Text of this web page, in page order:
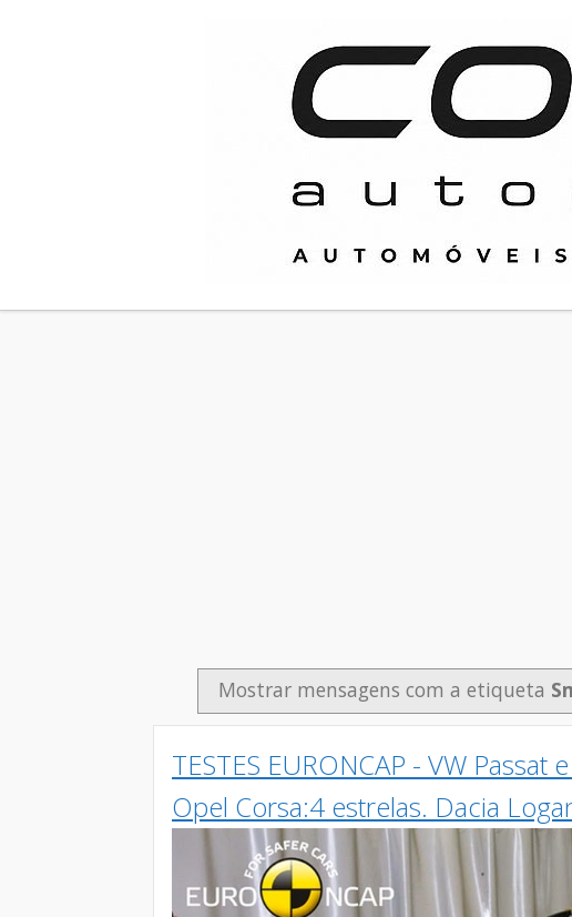
Mostrar mensagens com a etiqueta
TESTES EURONCAP - VW
Opel Corsa:4 estrelas. Dacia